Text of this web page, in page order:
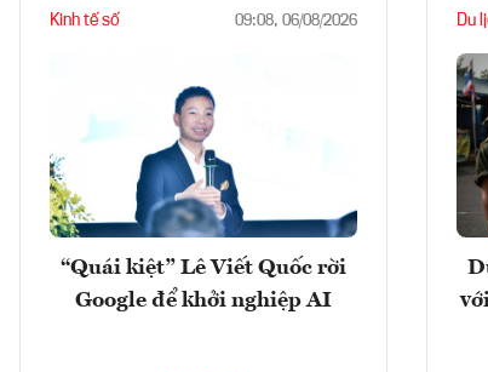
Kinh tế số 09:08, 06/08/2026
“Quái kiệt” Lê Viết Quốc rời
Google để khởi nghiệp AI
Du